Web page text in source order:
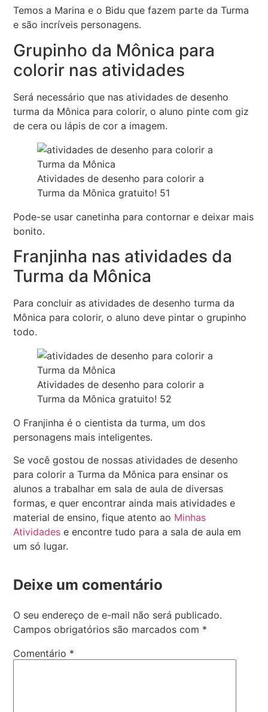
Temos a Marina e o Bidu que fazem parte da Turma
e são incríveis personagens.
Grupinho da Mônica para
colorir nas atividades
Será necessário que nas atividades de desenho
turma da Mônica para colorir, o aluno pinte com giz
de cera ou lápis de cor a imagem.
Atividades de desenho para colorir a
Turma da Mônica gratuito! 51
Pode-se usar canetinha para contornar e deixar mais
bonito.
Franjinha nas atividades da
Turma da Mônica
Para concluir as atividades de desenho turma da
Mônica para colorir, o aluno deve pintar o grupinho
todo.
Atividades de desenho para colorir a
Turma da Mônica gratuito! 52
O Franjinha é o cientista da turma, um dos
personagens mais inteligentes.
Se você gostou de nossas atividades de desenho
para colorir a Turma da Mônica para ensinar os
alunos a trabalhar em sala de aula de diversas
formas, e quer encontrar ainda mais atividades e
material de ensino, fique atento ao Minhas
Atividades e encontre tudo para a sala de aula em
um só lugar.
Deixe um comentário
O seu endereço de e-mail não será publicado.
Campos obrigatórios são marcados com *
Comentário *